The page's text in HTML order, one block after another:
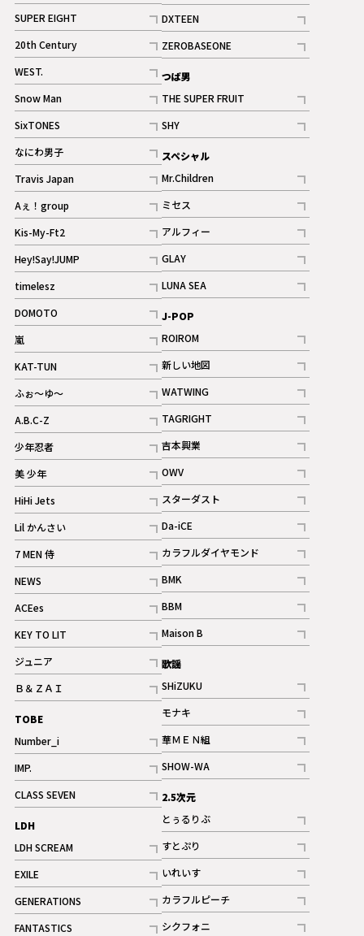
記事
SUPER EIGHT
記事
20th Century
記事
WEST.
記事
Snow Man
記事
ギャラリー
SixTONES
記事
ギャラリー
なにわ男子
記事
Travis Japan
記事
Aぇ！group
記事
Kis-My-Ft2
記事
ギャラリー
Hey!Say!JUMP
記事
timelesz
記事
DOMOTO
記事
嵐
記事
KAT-TUN
記事
ふぉ～ゆ～
記事
A.B.C-Z
記事
ギャラリー
少年忍者
記事
美 少年
記事
HiHi Jets
記事
Lil かんさい
記事
7 MEN 侍
記事
NEWS
記事
ACEes
記事
KEY TO LIT
記事
ジュニア
記事
Ｂ＆ＺＡＩ
記事
TOBE
Number_i
記事
IMP.
記事
CLASS SEVEN
記事
LDH
LDH SCREAM
記事
EXILE
記事
GENERATIONS
記事
FANTASTICS
記事
ギャラリー
DXTEEN
記事
ギャラリー
ZEROBASEONE
記事
つば男
THE SUPER FRUIT
記事
SHY
記事
スペシャル
Mr.Children
記事
ミセス
記事
アルフィー
記事
GLAY
記事
LUNA SEA
記事
J-POP
ROIROM
記事
新しい地図
記事
WATWING
記事
TAGRIGHT
記事
吉本興業
記事
OWV
記事
ギャラリー
スターダスト
記事
Da-iCE
記事
カラフルダイヤモンド
記事
BMK
記事
BBM
記事
ギャラリー
Maison B
記事
歌謡
SHiZUKU
記事
モナキ
記事
華ＭＥＮ組
記事
SHOW-WA
記事
2.5次元
とぅるりぶ
記事
すとぷり
記事
ギャラリー
いれいす
記事
ギャラリー
カラフルピーチ
記事
シクフォニ